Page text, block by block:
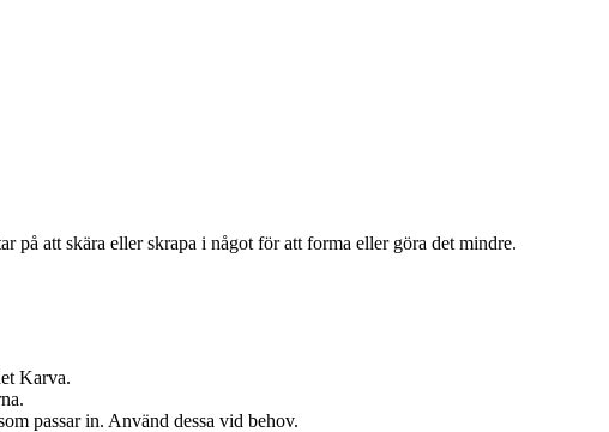
på att skära eller skrapa i något för att forma eller göra det mindre.
Karva.
passar in. Använd dessa vid behov.